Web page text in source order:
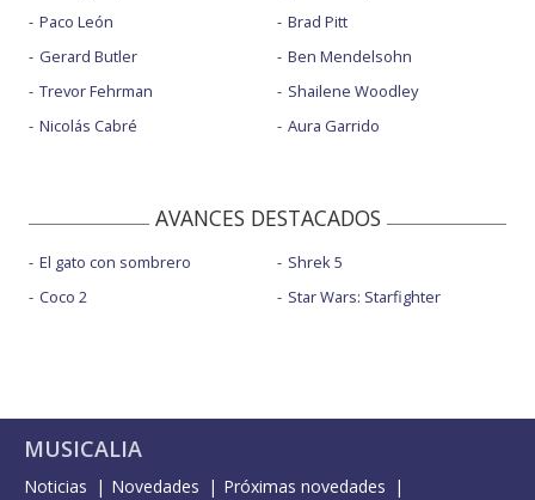
Paco León
Gerard Butler
Trevor Fehrman
Nicolás Cabré
Brad Pitt
Ben Mendelsohn
Shailene Woodley
Aura Garrido
AVANCES DESTACADOS
El gato con sombrero
Coco 2
Shrek 5
Star Wars: Starfighter
MUSICALIA
Noticias Novedades
Próximas novedades